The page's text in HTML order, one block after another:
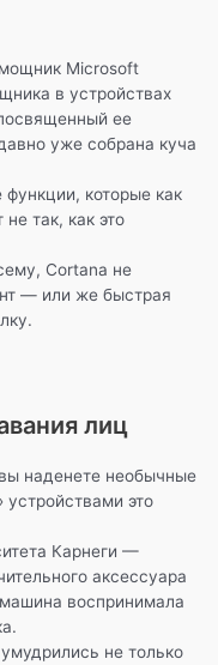
Microsoft
в устройствах
ее
уже собрана куча
которые как
так, как это
Cortana не
— или же быстрая
лиц
наденете необычные
это
Карнеги —
аксессуара
воспринимала
не только